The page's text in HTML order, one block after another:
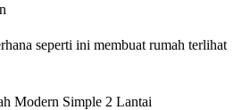
seperti ini membuat rumah terlihat
Modern Simple 2 Lantai